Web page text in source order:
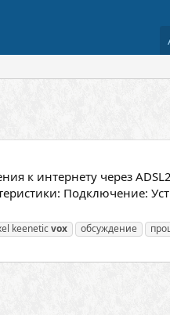
к интернету через
Подключение:
keeneticvox обсуждение